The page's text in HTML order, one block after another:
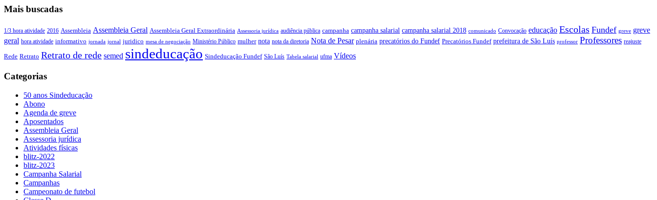
Mais buscadas
1/3 hora atividade 2016 Assembleia Assembleia Geral Assembleia Geral Extraordinária Assessoria jurídica audiência pública campanha campanha salarial campanha salarial 2018 comunicado Convocação educação Escolas Fundef greve greve
geral hora atividade informativo jornada jornal juridico mesa de negociação Ministério Público mulher nota nota da diretoria Nota de Pesar plenária precatórios do Fundef Precatórios Fundef prefeitura de São Luís professor Professores reajuste
Rede Retrato Retrato de rede semed sindeducação Sindeducação Fundef São Luís Tabela salarial ufma Vídeos
Categorias
50 anos Sindeducação
Abono
Agenda de greve
Aposentados
Assembleia Geral
Assessoria jurídica
Atividades físicas
blitz-2022
blitz-2023
Campanha Salarial
Campanhas
Campeonato de futebol